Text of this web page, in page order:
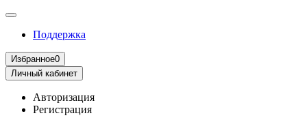
Поддержка
Избранное0
Личный кабинет
Авторизация
Регистрация